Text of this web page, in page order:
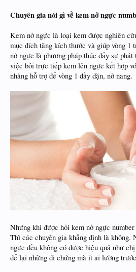
Chuyên gia nói gì về kem nở ngực
Kem nở ngực là loại kem được nghiên
mục đích tăng kích thước và giúp vòng 1
nở ngực là phương pháp thúc đẩy sự
việc bôi trực tiếp kem lên ngực kết hợp
nhàng hỗ trợ để vòng 1 đầy đặn, nở nang.
Nhưng khi được hỏi kem nở ngực
Thì các chuyên gia khẳng định là không.
ngực đều không có được hiệu quả như
để lại những di chứng mà ít ai lường